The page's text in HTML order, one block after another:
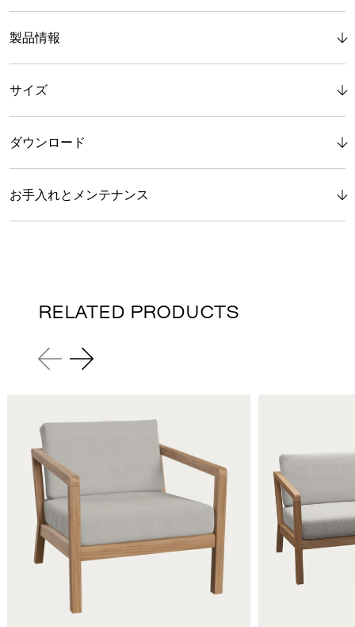
製品情報
サイズ
ダウンロード
お手入れとメンテナンス
RELATED PRODUCTS